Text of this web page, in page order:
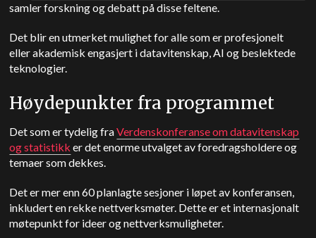
samler forskning og debatt på disse feltene.
Det blir en utmerket mulighet for alle som er profesjonelt
eller akademisk engasjert i datavitenskap, AI og beslektede
teknologier.
Høydepunkter fra programmet
Det som er tydelig fraVerdenskonferanse om datavitenskap
og statistikk er det enorme utvalget av foredragsholdere og
temaer som dekkes.
Det er mer enn 60 planlagte sesjoner i løpet av konferansen,
inkludert en rekke nettverksmøter. Dette er et internasjonalt
møtepunkt for ideer og nettverksmuligheter.